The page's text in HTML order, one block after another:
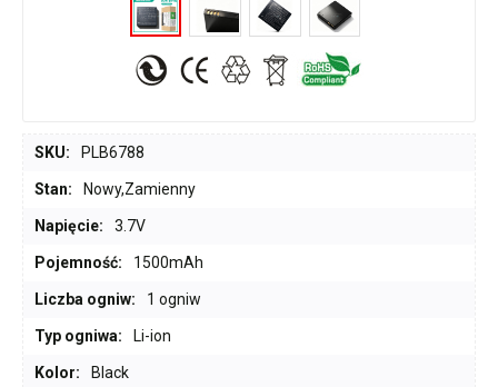
SKU: PLB6788
Stan: Nowy,Zamienny
Napięcie: 3.7V
Pojemność: 1500mAh
Liczba ogniw: 1 ogniw
Typ ogniwa: Li-ion
Kolor: Black